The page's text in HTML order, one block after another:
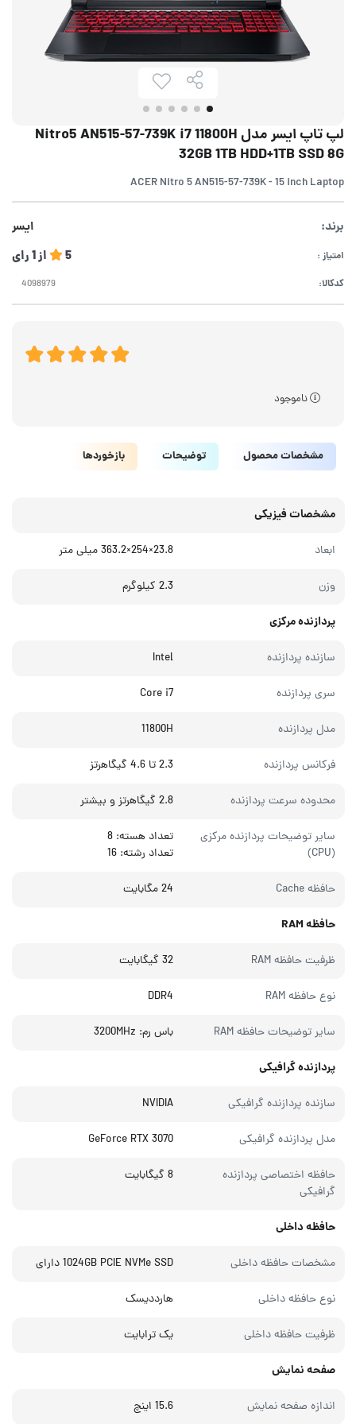
لپ تاپ ایسر مدل Nitro5 AN515-57-739K i7 11800H
32GB 1TB HDD+1TB SSD 8G
ACER Nitro 5 AN515-57-739K - 15 inch Laptop
برند: ایسر
امتیاز : 5 از1رای
کدکالا:
ناموجود
مشخصات محصول توضیحات بازخوردها
مشخصات فیزیکی
ابعاد 23.8×254×363.2 میلی متر
وزن 2.3 کیلوگرم
پردازنده مرکزی
سازنده پردازنده Intel
سری پردازنده Core i7
مدل پردازنده 11800H
فرکانس پردازنده 2.3 تا 4.6 گیگاهرتز
محدوده سرعت پردازنده 2.8 گيگاهرتز و بيشتر
سایر توضیحات پردازنده مرکزی
(CPU)
تعداد هسته: 8
تعداد رشته: 16
حافظه Cache 24 مگابایت
حافظه RAM
ظرفیت حافظه RAM 32 گیگابایت
نوع حافظه RAM DDR4
سایر توضیحات حافظه RAM باس رم: 3200MHz
پردازنده گرافیکی
سازنده پردازنده گرافیکی NVIDIA
مدل پردازنده گرافیکی GeForce RTX 3070
حافظه اختصاصی پردازنده
گرافیکی
8 گیگابایت
حافظه داخلی
مشخصات حافظه داخلی 1024GB PCIE NVMe SSD دارای
نوع حافظه داخلی هارددیسک
ظرفیت حافظه داخلی یک ترابایت
صفحه نمایش
اندازه صفحه نمایش 15.6 اینچ